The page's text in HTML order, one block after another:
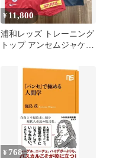
¥ 11,800
浦和レッズ トレーニング
トップ アンセムジャケッ
アップ
¥ 768